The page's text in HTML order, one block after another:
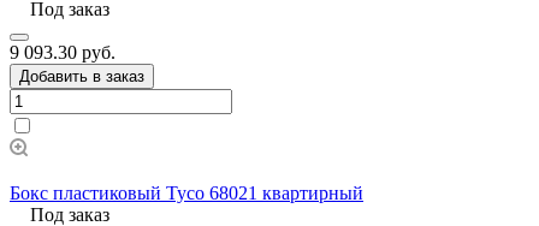
Под заказ
9 093.30 руб.
Добавить в заказ
Бокс пластиковый Тусо 68021 квартирный
Под заказ